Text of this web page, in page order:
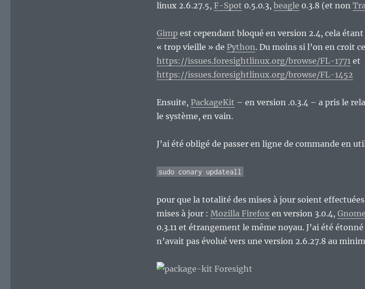
linux 2.6.27.5, F-Spot 0.5.0.3, beagle 0.3.8 (et non
Gimpest cependant bloqué en version 2.4, cela
« trop vieille » de Python. Du moins si l’on en croit
https://issues.foresightlinux.org/browse/FL-1771et
https://issues.foresightlinux.org/browse/FL-1452
Ensuite, PackageKit – en version .0.3.4 – a pris le
le système, en vain.
J’ai été obligé de passer en ligne de commande en
sudo conary updateall
pour que la totalité des mises à jour soient
mises à jour : Mozilla Firefoxen version 3.0.4, Gnome
0.3.11 et étrangement le même noyau. J’ai été
n’avait pas évolué vers une version 2.6.27.8 au